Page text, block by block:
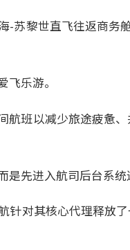
-苏黎世直飞往返商务
乐游。
班以减少旅途疲惫
先进入航司后台系统
针对其核心代理释放